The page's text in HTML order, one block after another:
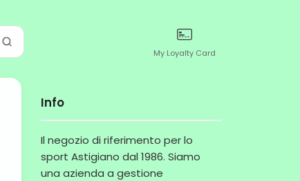
My Loyalty Card
Info
Il negozio di riferimento per lo
sport Astigiano dal 1986. Siamo
una azienda a gestione